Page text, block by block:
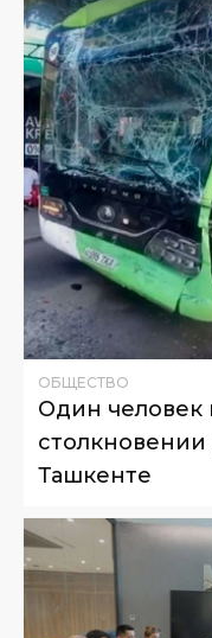
ОБЩЕСТВО
Один человек
столкновении
Ташкенте